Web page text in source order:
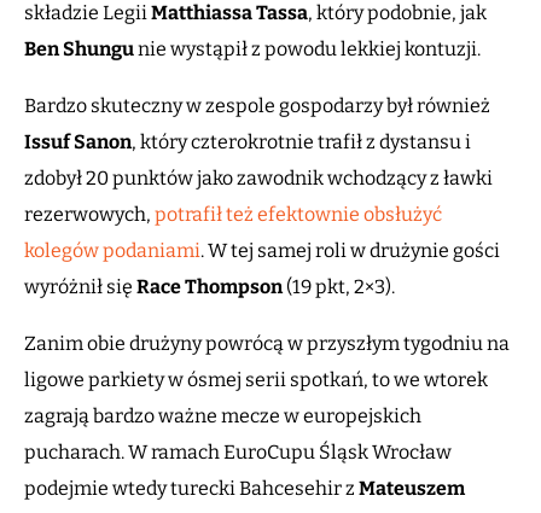
składzie LegiiMatthiassa Tassa, który podobnie, jak
Ben Shungunie wystąpił z powodu lekkiej kontuzji.
Bardzo skuteczny w zespole gospodarzy był również
Issuf Sanon, który czterokrotnie trafił z dystansu i
zdobył 20 punktów jako zawodnik wchodzący z ławki
rezerwowych, potrafił też efektownie obsłużyć
kolegów podaniami. W tej samej roli w drużynie gości
wyróżnił się Race Thompson(19 pkt, 2×3).
Zanim obie drużyny powrócą w przyszłym tygodniu na
ligowe parkiety w ósmej serii spotkań, to we wtorek
zagrają bardzo ważne mecze w europejskich
pucharach. W ramach EuroCupu Śląsk Wrocław
podejmie wtedy turecki Bahcesehir z Mateuszem